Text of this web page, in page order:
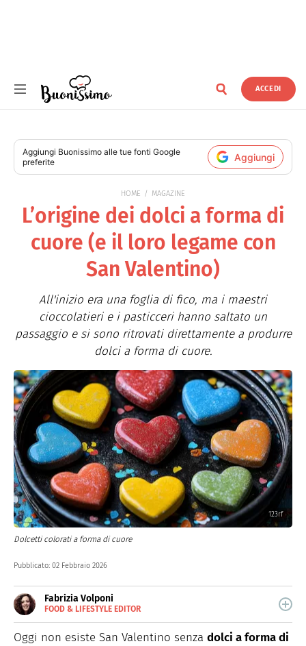
ACCEDI
Aggiungi Buonissimo alle tue fonti Google
preferite
Aggiungi
HOME MAGAZINE
L’origine dei dolci a forma di
cuore (e il loro legame con
San Valentino)
All'inizio era una foglia di fico, ma i maestri
cioccolatieri e i pasticceri hanno saltato un
passaggio e si sono ritrovati direttamente a produrre
dolci a forma di cuore.
123rf
Dolcetti colorati a forma di cuore
Pubblicato: 02 Febbraio 2026
Fabrizia Volponi
FOOD & LIFESTYLE EDITOR
Nata nella città delle 100 torri, è laureata in Scienze
Storiche. Curiosa e schietta, scrive di lifestyle, food e
Oggi non esiste San Valentino senza dolci a forma di